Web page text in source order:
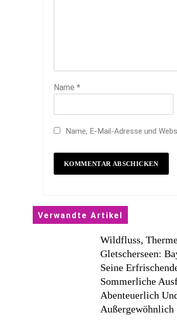
Name *
Name, E-Mail-Adresse und
Verwandte Artikel
Wildfluss,
Gletscherseen:
Seine
Sommerliche
Abenteuerlich
Außergewöhnlich